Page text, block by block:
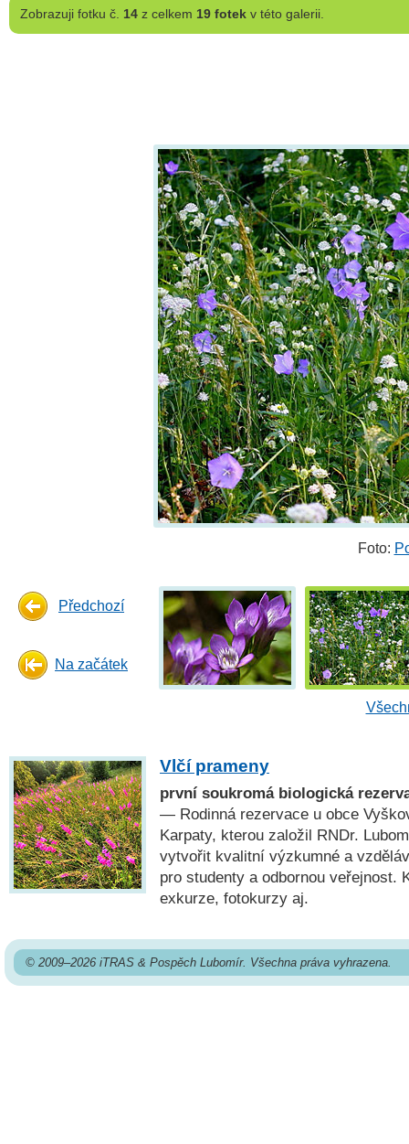
Zobrazujifotku č. 14z celkem 19 fotekv této galerii.
Foto:
Předchozí
Na začátek
Vlčí prameny
první soukromá biologická
— Rodinná rezervace u obce
Karpaty, kterou založil RNDr.
vytvořit kvalitní výzkumné a
pro studenty a odbornou veřejnost.
exkurze, fotokurzy aj.
© 2009–2026 iTRAS & Pospěch Lubomír. Všechna práva vyhrazena.